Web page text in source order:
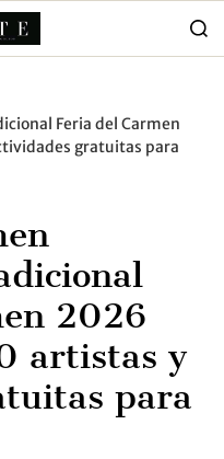
Feria del Carmen
gratuitas para
2026
artistas y
para